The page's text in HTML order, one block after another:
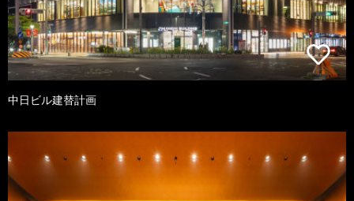
中日ビル建替計画